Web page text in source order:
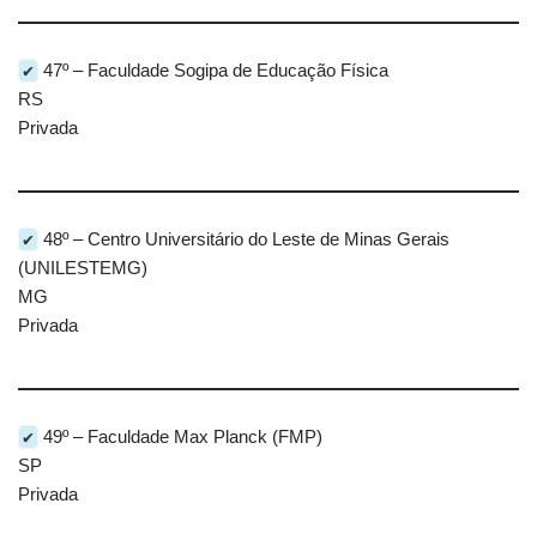
✔ 47º – Faculdade Sogipa de Educação Física
RS
Privada
✔ 48º – Centro Universitário do Leste de Minas Gerais
(UNILESTEMG)
MG
Privada
✔ 49º – Faculdade Max Planck (FMP)
SP
Privada